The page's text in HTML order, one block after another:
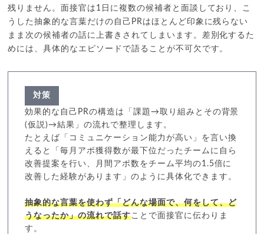
残りません。面接官は1日に複数の候補者と面談しており、こ
うした抽象的な言葉だけの自己PRはほとんど印象に残らない
まま次の候補者の話に上書きされてしまいます。差別化するた
めには、具体的なエピソードで語ることが不可欠です。
対策
効果的な自己PRの構造は「課題→取り組みとその背景
(仮説)→結果」の流れで整理します。
たとえば「コミュニケーション能力が高い」を言い換
えると「毎月アポ獲得数が最下位だったチームに自ら
改善提案を行い、月間アポ数をチーム平均の1.5倍に
改善した経験があります」のように具体化できます。
抽象的な言葉を使わず「どんな場面で、何をして、ど
うなったか」の流れで話すことで面接官に伝わりま
す。